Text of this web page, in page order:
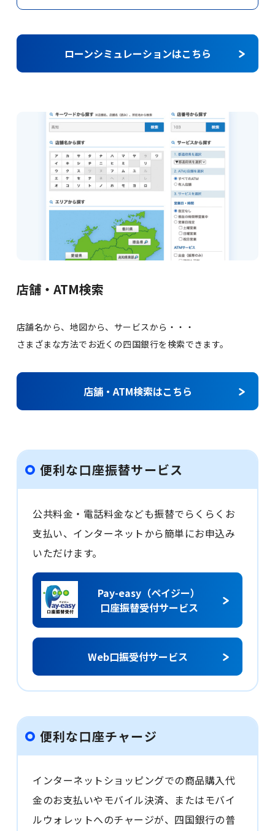
ローンシミュレーションはこちら
店舗・ATM検索
店舗名から、地図から、サービスから・・・
さまざまな方法でお近くの四国銀行を検索できます。
店舗・ATM検索はこちら
便利な口座振替サービス
公共料金・電話料金なども振替でらくらくお
支払い、インターネットから簡単にお申込み
いただけます。
Pay-easy（ペイジー）
口座振替受付サービス
Web口振受付サービス
便利な口座チャージ
インターネットショッピングでの商品購入代
金のお支払いやモバイル決済、またはモバイ
ルウォレットへのチャージが、四国銀行の普